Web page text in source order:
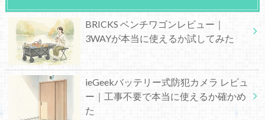
BRICKS ベンチワゴンレビュー｜
3WAYが本当に使えるか試してみた
ieGeekバッテリー式防犯カメラ レビュ
ー｜工事不要で本当に使えるか確かめ
た